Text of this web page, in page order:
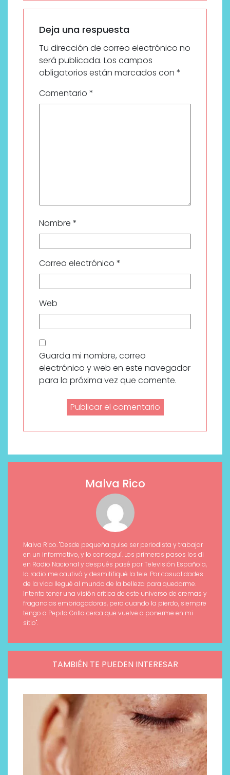
Deja una respuesta
Tu dirección de correo electrónico no
será publicada. Los campos
obligatorios están marcados con *
Comentario *
Nombre *
Correo electrónico *
Web
Guarda mi nombre, correo
electrónico y web en este navegador
para la próxima vez que comente.
Malva Rico
Malva Rico. "Desde pequeña quise ser periodista y trabajar
en un informativo, y lo conseguí. Los primeros pasos los di
en Radio Nacional y después pasé por Televisión Española,
la radio me cautivó y desmitifiqué la tele. Por casualidades
de la vida llegué al mundo de la belleza para quedarme.
Intento tener una visión crítica de este universo de cremas y
fragancias embriagadoras, pero cuando la pierdo, siempre
tengo a Pepito Grillo cerca que vuelve a ponerme en mi
sitio".
TAMBIÉN TE PUEDEN INTERESAR